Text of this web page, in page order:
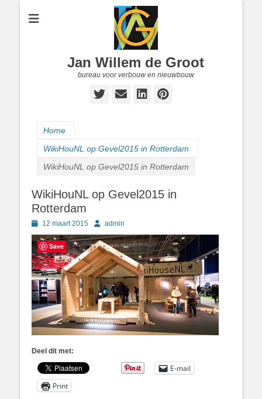
Jan Willem de Groot
bureau voor verbouw en nieuwbouw
Twitter
E-
LinkedIn
Pinterest
Home
WikiHouNL op Gevel2015 in Rotterdam
WikiHouNL op Gevel2015 in Rotterdam
WikiHouNL op Gevel2015 in
Rotterdam
Geplaatst
op
12 maart 2015 Authoradmin
Deel dit met:
E-mail
Print
Save